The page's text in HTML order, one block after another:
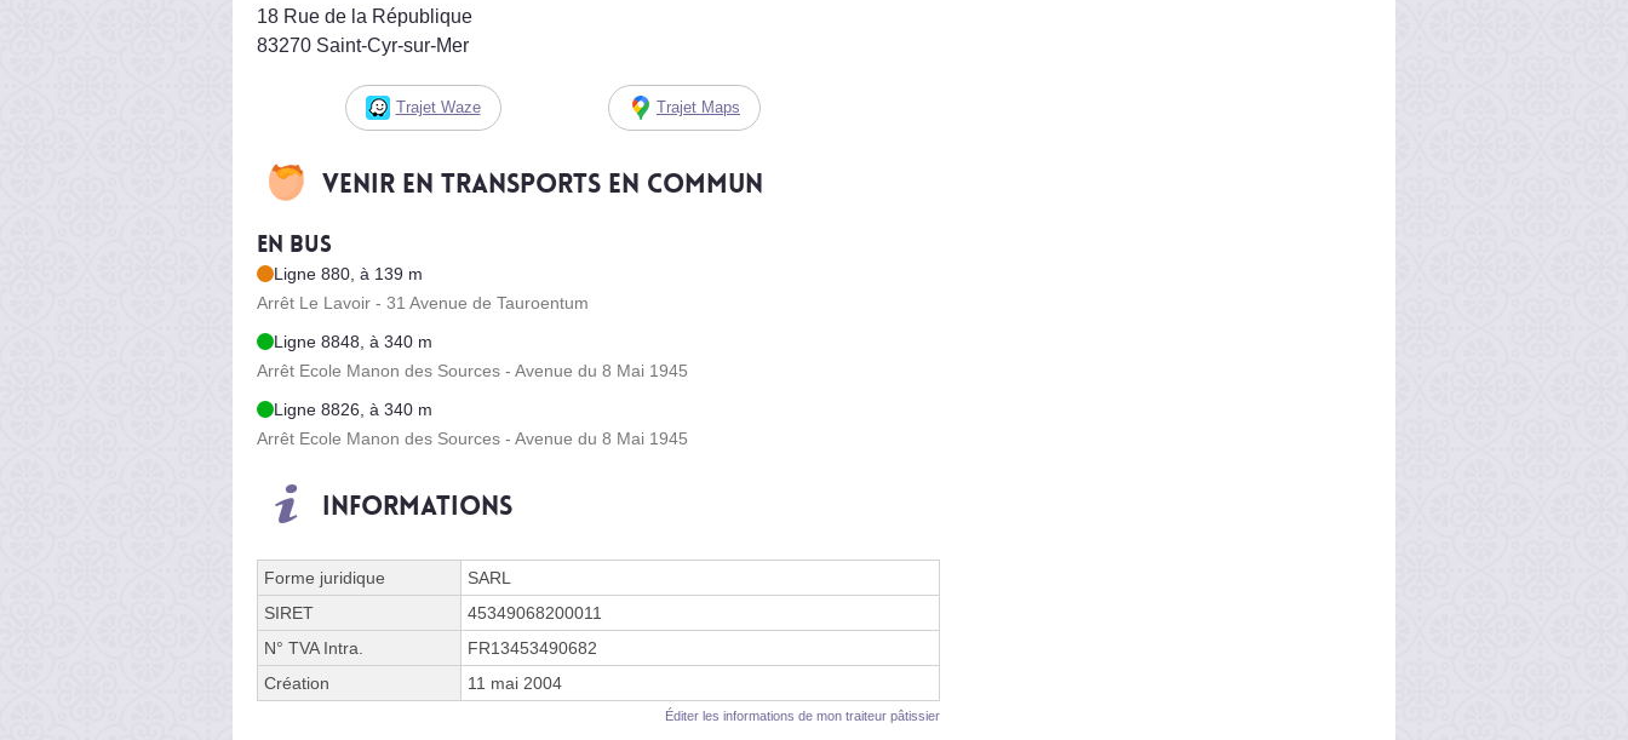
18 Rue de la République
83270 Saint-Cyr-sur-Mer
Trajet Waze Trajet Maps
Venir en transports en commun
En bus
Ligne 880, à 139 m
Arrêt Le Lavoir - 31 Avenue de Tauroentum
Ligne 8848, à 340 m
Arrêt Ecole Manon des Sources - Avenue du 8 Mai 1945
Ligne 8826, à 340 m
Arrêt Ecole Manon des Sources - Avenue du 8 Mai 1945
Informations
Forme juridique
SARL
SIRET
45349068200011
N° TVA Intra.
FR13453490682
Création
11 mai 2004
Éditer les informations de mon traiteur pâtissier